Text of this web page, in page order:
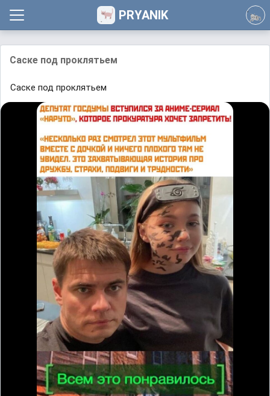
PRYANIK
Саске под проклятьем
Саске под проклятьем